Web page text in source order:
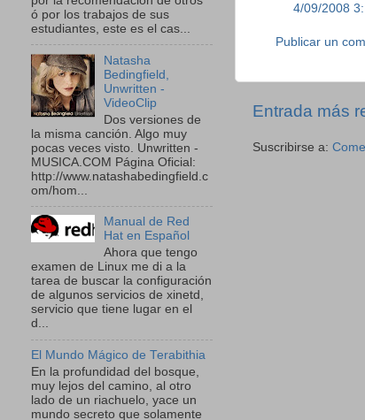
4/09/2008
Publicar un
Entrada más
Suscribirse a:
ó por los trabajos de sus
estudiantes, este es el cas...
Natasha
Bedingfield,
Unwritten -
VideoClip
Dos versiones de
la misma canción. Algo muy
pocas veces visto. Unwritten -
MUSICA.COM Página Oficial:
http://www.natashabedingfield.c
om/hom...
Manual de Red
Hat en Español
Ahora que tengo
examen de Linux me di a la
tarea de buscar la configuración
de algunos servicios de xinetd,
servicio que tiene lugar en el
d...
El Mundo Mágico de Terabithia
En la profundidad del bosque,
muy lejos del camino, al otro
lado de un riachuelo, yace un
mundo secreto que solamente